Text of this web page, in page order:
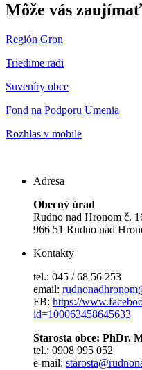
Môže vás zaujímať
Región Gron
Triedime radi
Suveníry obce
Fond na Podporu Umenia
Rozhlas v mobile
Adresa
Obecný úrad
Rudno nad Hronom č.
966 51 Rudno nad
Kontakty
tel.: 045 / 68 56 253
email:
FB: https://
id=100063458645633
Starosta obce: PhDr.
tel.: 0908 995 052
e-mail: